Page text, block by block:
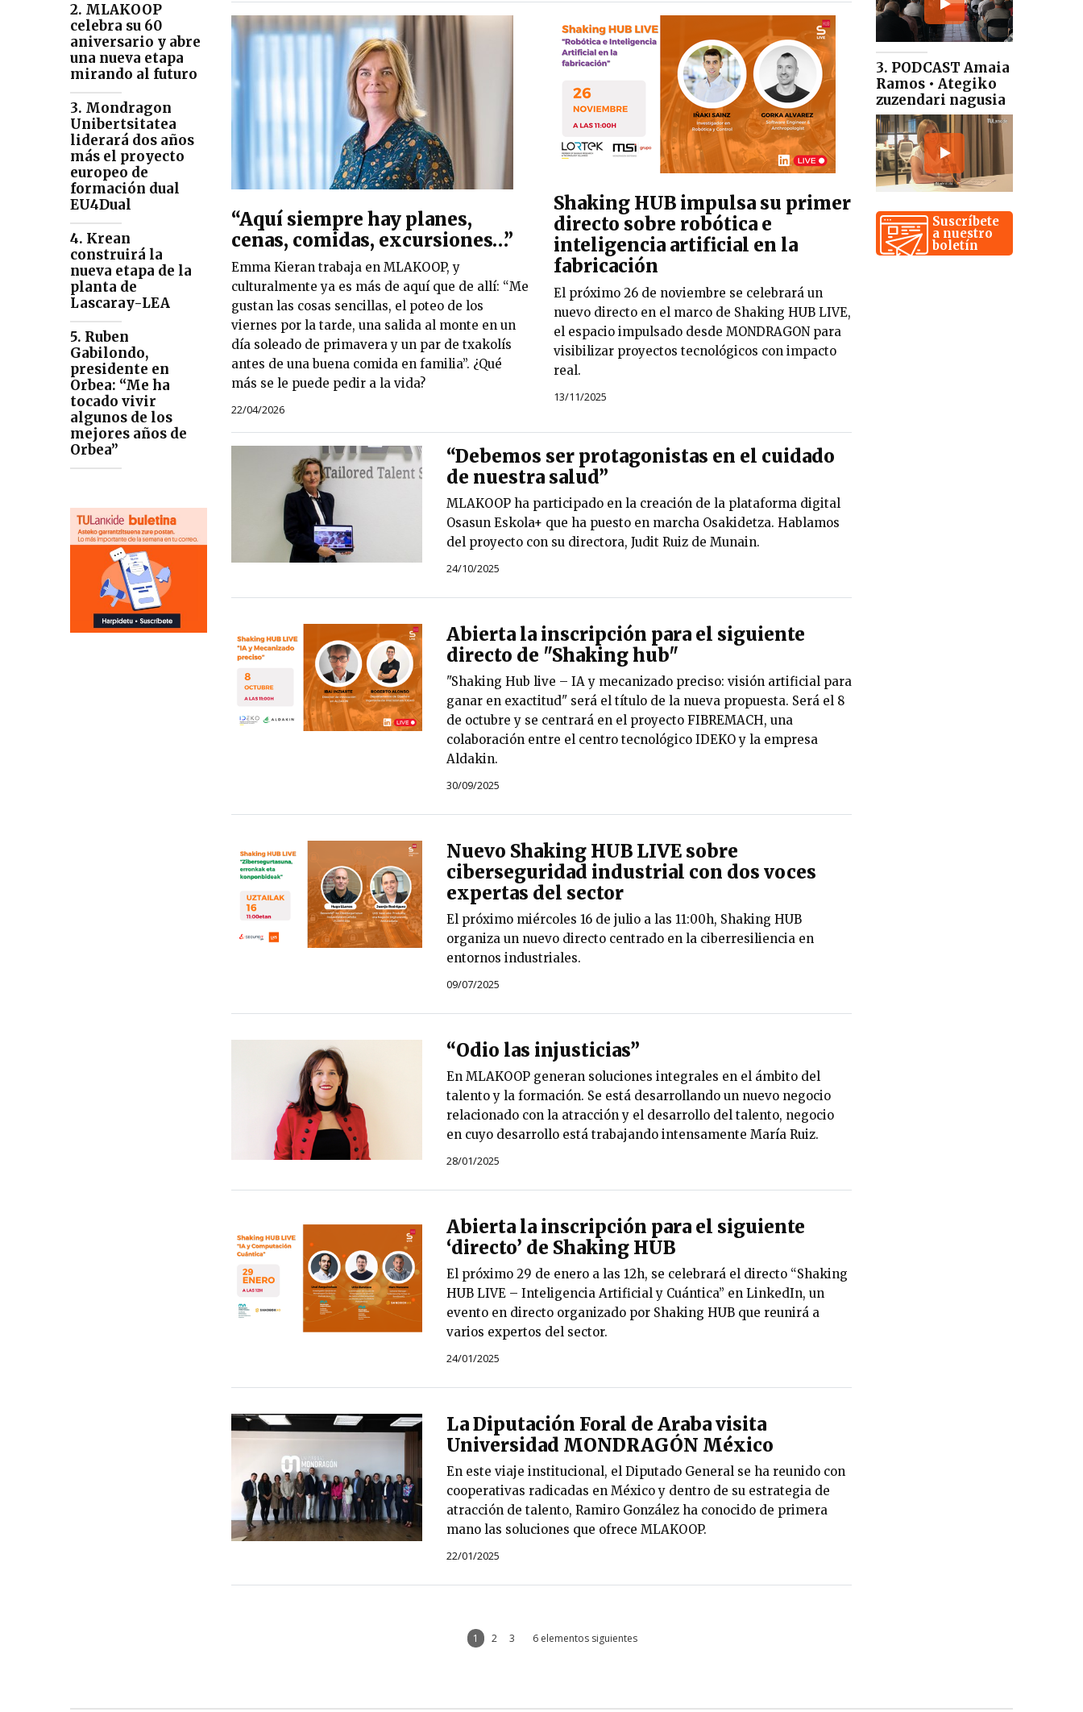
2. MLAKOOP
celebra su 60
aniversario y abre
una nueva etapa
mirando al futuro
3. Mondragon
Unibertsitatea
liderará dos años
más el proyecto
europeo de
formación dual
EU4Dual
4. Krean
construirá la
nueva etapa de la
planta de
Lascaray-LEA
5. Ruben
Gabilondo,
presidente en
Orbea: “Me ha
tocado vivir
algunos de los
mejores años de
Orbea”
“Aquí siempre hay planes,
cenas, comidas, excursiones…”
Emma Kieran trabaja en MLAKOOP, y
culturalmente ya es más de aquí que de allí: “Me
gustan las cosas sencillas, el poteo de los
viernes por la tarde, una salida al monte en un
día soleado de primavera y un par de txakolís
antes de una buena comida en familia”. ¿Qué
más se le puede pedir a la vida?
22/04/2026
Shaking HUB impulsa su primer
directo sobre robótica e
inteligencia artificial en la
fabricación
El próximo 26 de noviembre se celebrará un
nuevo directo en el marco de Shaking HUB LIVE,
el espacio impulsado desde MONDRAGON para
visibilizar proyectos tecnológicos con impacto
real.
13/11/2025
“Debemos ser protagonistas en el cuidado
de nuestra salud”
MLAKOOP ha participado en la creación de la plataforma digital
Osasun Eskola+ que ha puesto en marcha Osakidetza. Hablamos
del proyecto con su directora, Judit Ruiz de Munain.
24/10/2025
Abierta la inscripción para el siguiente
directo de "Shaking hub"
"Shaking Hub live – IA y mecanizado preciso: visión artificial para
ganar en exactitud" será el título de la nueva propuesta. Será el 8
de octubre y se centrará en el proyecto FIBREMACH, una
colaboración entre el centro tecnológico IDEKO y la empresa
Aldakin.
30/09/2025
Nuevo Shaking HUB LIVE sobre
ciberseguridad industrial con dos voces
expertas del sector
El próximo miércoles 16 de julio a las 11:00h, Shaking HUB
organiza un nuevo directo centrado en la ciberresiliencia en
entornos industriales.
09/07/2025
“Odio las injusticias”
En MLAKOOP generan soluciones integrales en el ámbito del
talento y la formación. Se está desarrollando un nuevo negocio
relacionado con la atracción y el desarrollo del talento, negocio
en cuyo desarrollo está trabajando intensamente María Ruiz.
28/01/2025
Abierta la inscripción para el siguiente
‘directo’ de Shaking HUB
El próximo 29 de enero a las 12h, se celebrará el directo “Shaking
HUB LIVE – Inteligencia Artificial y Cuántica” en LinkedIn, un
evento en directo organizado por Shaking HUB que reunirá a
varios expertos del sector.
24/01/2025
La Diputación Foral de Araba visita
Universidad MONDRAGÓN México
En este viaje institucional, el Diputado General se ha reunido con
cooperativas radicadas en México y dentro de su estrategia de
atracción de talento, Ramiro González ha conocido de primera
mano las soluciones que ofrece MLAKOOP.
22/01/2025
1 2 3 6 elementos siguientes
3. PODCAST Amaia
Ramos • Ategiko
zuzendari nagusia
Suscríbete
a nuestro
boletín